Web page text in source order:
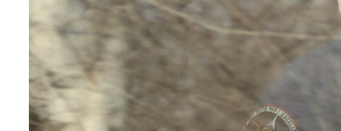
Mondo
Politica
Tecnologia
Internet
Scienza
Libri
Consumismi
Storie/Idee
Ok Boomer!
Media